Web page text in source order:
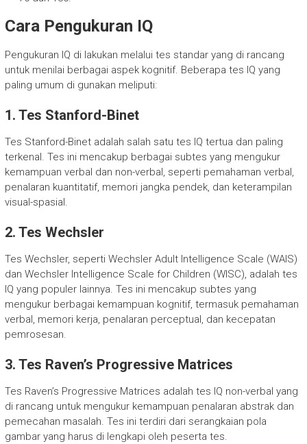
Cara Pengukuran IQ
Pengukuran IQ di lakukan melalui tes standar yang di rancang
untuk menilai berbagai aspek kognitif. Beberapa tes IQ yang
paling umum di gunakan meliputi:
1. Tes Stanford-Binet
Tes Stanford-Binet adalah salah satu tes IQ tertua dan paling
terkenal. Tes ini mencakup berbagai subtes yang mengukur
kemampuan verbal dan non-verbal, seperti pemahaman verbal,
penalaran kuantitatif, memori jangka pendek, dan keterampilan
visual-spasial.
2. Tes Wechsler
Tes Wechsler, seperti Wechsler Adult Intelligence Scale (WAIS)
dan Wechsler Intelligence Scale for Children (WISC), adalah tes
IQ yang populer lainnya. Tes ini mencakup subtes yang
mengukur berbagai kemampuan kognitif, termasuk pemahaman
verbal, memori kerja, penalaran perceptual, dan kecepatan
pemrosesan.
3. Tes Raven’s Progressive Matrices
Tes Raven’s Progressive Matrices adalah tes IQ non-verbal yang
di rancang untuk mengukur kemampuan penalaran abstrak dan
pemecahan masalah. Tes ini terdiri dari serangkaian pola
gambar yang harus di lengkapi oleh peserta tes.